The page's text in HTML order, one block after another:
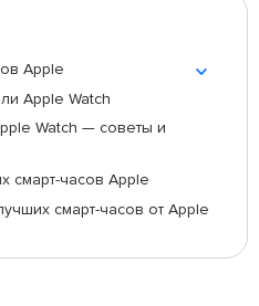
Apple
Apple Watch
Watch — советы и
смарт-часов Apple
смарт-часов от Apple